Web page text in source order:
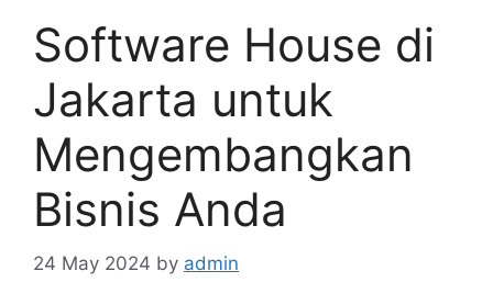
Software House di
Jakarta untuk
Mengembangkan
Bisnis Anda
24 May 2024 by admin